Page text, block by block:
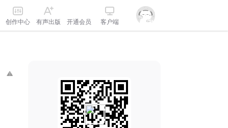
创作中心 有声出版 开通会员 客户端